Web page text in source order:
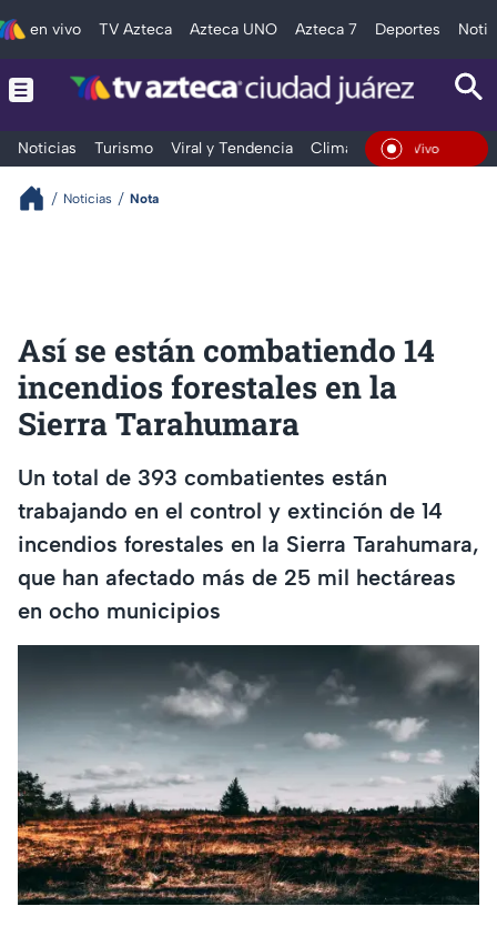
en vivo TV Azteca Azteca UNO Azteca 7 Deportes
Noticias Turismo Viral y Tendencia Clima Deportes
En Vivo
Noticias Nota
Así se están combatiendo 14
incendios forestales en la
Sierra Tarahumara
Un total de 393 combatientes están
trabajando en el control y extinción de 14
incendios forestales en la Sierra Tarahumara,
que han afectado más de 25 mil hectáreas
en ocho municipios